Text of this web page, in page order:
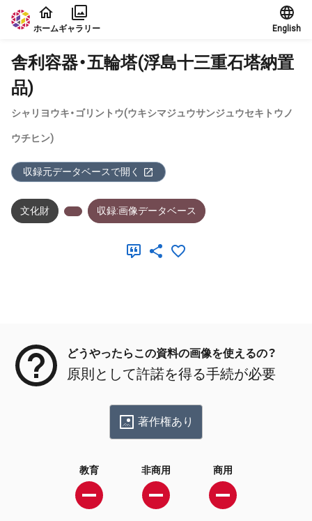
本文に飛ぶ
ホームギャラリー English
舎利容器・五輪塔(浮島十三重石塔納置
品)
シャリヨウキ・ゴリントウ(ウキシマジュウサンジュウセキトウノ
ウチヒン)
収録元データベースで開く
文化財 収録:画像データベース
どうやったらこの資料の画像を使えるの？
原則として許諾を得る手続が必要
著作権あり
教育 非商用 商用